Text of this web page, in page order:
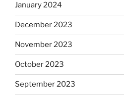
January 2024
December 2023
November 2023
October 2023
September 2023